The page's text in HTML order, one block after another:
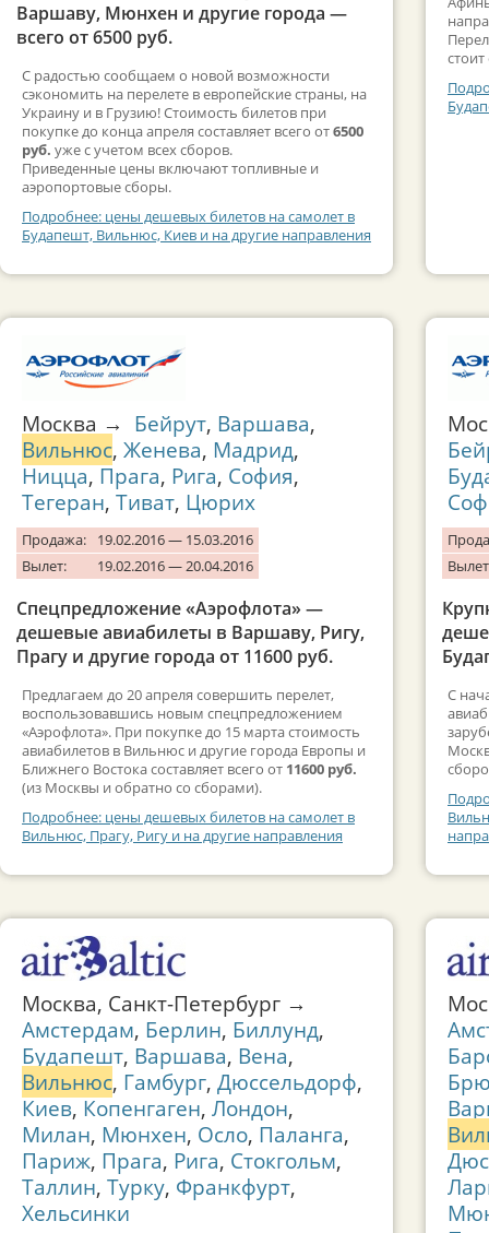
Варшаву, Мюнхен и другие города —
всего от 6500 руб.
С радостью сообщаем о новой возможности
сэкономить на перелете в европейские страны, на
Украину и в Грузию! Стоимость билетов при
покупке до конца апреля составляет всего от6500
руб. уже с учетом всех сборов.
Приведенные цены включают топливные и
аэропортовые сборы.
Подробнее: цены дешевых билетов на самолет в
Будапешт, Вильнюс, Киев и на другие направления
Москва → Бейрут, Варшава,
Вильнюс, Женева, Мадрид,
Ницца, Прага, Рига, София,
Тегеран, Тиват, Цюрих
Продажа:
19.02.2016 — 15.03.2016
Вылет:
19.02.2016 — 20.04.2016
Спецпредложение «Аэрофлота» —
дешевые авиабилеты в Варшаву, Ригу,
Прагу и другие города от 11600 руб.
Предлагаем до 20 апреля совершить перелет,
воспользовавшись новым спецпредложением
«Аэрофлота». При покупке до 15 марта стоимость
авиабилетов в Вильнюс и другие города Европы и
Ближнего Востока составляет всего от 11600 руб.
(из Москвы и обратно со сборами).
Подробнее: цены дешевых билетов на самолет в
Вильнюс, Прагу, Ригу и на другие направления
Москва, Санкт-Петербург →
Амстердам, Берлин, Биллунд,
Будапешт, Варшава, Вена,
Вильнюс, Гамбург, Дюссельдорф,
Киев, Копенгаген, Лондон,
Милан, Мюнхен, Осло, Паланга,
Париж, Прага, Рига, Стокгольм,
Таллин, Турку, Франкфурт,
Хельсинки
С